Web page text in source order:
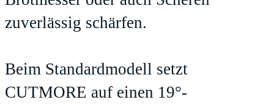
zuverlässig schärfen.
Beim Standardmodell setzt
CUTMORE auf einen 19°-